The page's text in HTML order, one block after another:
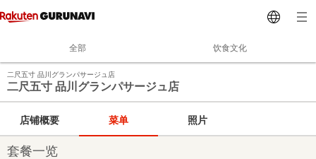
全部 饮食文化
二尺五寸 品川グランパサージュ店
二尺五寸 品川グランパサージュ店
店铺概要 菜单 照片
套餐一览